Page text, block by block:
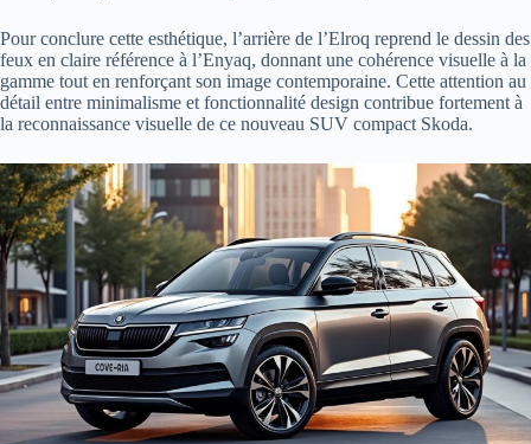
Pour conclure cette esthétique, l’arrière de l’Elroq reprend le dessin des
feux en claire référence à l’Enyaq, donnant une cohérence visuelle à la
gamme tout en renforçant son image contemporaine. Cette attention au
détail entre minimalisme et fonctionnalité design contribue fortement à
la reconnaissance visuelle de ce nouveau SUV compact Skoda.